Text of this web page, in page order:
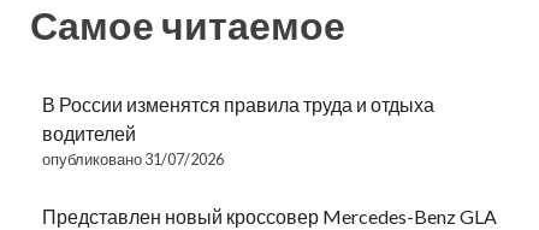
Самое читаемое
В России изменятся правила труда и отдыха
водителей
опубликовано 31/07/2026
Представлен новый кроссовер Mercedes-Benz GLA